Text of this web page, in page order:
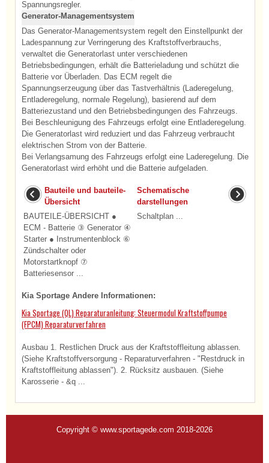
Spannungsregler.
Generator-Managementsystem
Das Generator-Managementsystem regelt den Einstellpunkt der
Ladespannung zur Verringerung des Kraftstoffverbrauchs,
verwaltet die Generatorlast unter verschiedenen
Betriebsbedingungen, erhält die Batterieladung und schützt die
Batterie vor Überladen. Das ECM regelt die
Spannungserzeugung über das Tastverhältnis (Laderegelung,
Entladeregelung, normale Regelung), basierend auf dem
Batteriezustand und den Betriebsbedingungen des Fahrzeugs.
Bei Beschleunigung des Fahrzeugs erfolgt eine Entladeregelung.
Die Generatorlast wird reduziert und das Fahrzeug verbraucht
elektrischen Strom von der Batterie.
Bei Verlangsamung des Fahrzeugs erfolgt eine Laderegelung. Die
Generatorlast wird erhöht und die Batterie aufgeladen.
Bauteile und bauteile-
Übersicht
BAUTEILE-ÜBERSICHT ●
ECM - Batterie ③ Generator ④
Starter ● Instrumentenblock ⑥
Zündschalter oder
Motorstartknopf ⑦
Batteriesensor ...
Schematische
darstellungen
Schaltplan ...
Kia Sportage Andere Informationen:
Kia Sportage (QL) Reparaturanleitung: Steuermodul Kraftstoffpumpe
(FPCM) Reparaturverfahren
Ausbau 1. Restlichen Druck aus der Kraftstoffleitung ablassen.
(Siehe Kraftstoffversorgung - Reparaturverfahren - "Restdruck in
Kraftstoffleitung ablassen"). 2. Rücksitz ausbauen. (Siehe
Karosserie - &q ...
Copyright © www.sportagede.com 2018-2026